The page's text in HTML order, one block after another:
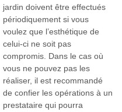
jardin doivent être effectués
périodiquement si vous
voulez que l’esthétique de
celui-ci ne soit pas
compromis. Dans le cas où
vous ne pouvez pas les
réaliser, il est recommandé
de confier les opérations à un
prestataire qui pourra